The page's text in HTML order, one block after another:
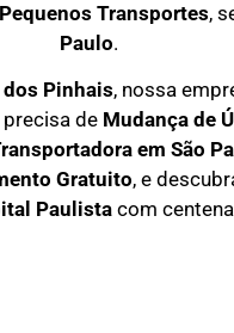
Pequenos Transportes,
Paulo.
dos Pinhais, nossa
de Mudança de
ransportadora em São
Gratuito, e
Paulista com